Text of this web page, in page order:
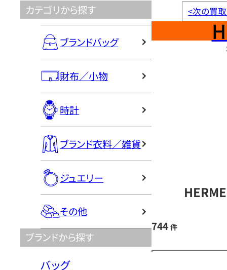
カテゴリから探す
ブランドバッグ
財布／小物
時計
ブランド衣料／雑貨
ジュエリー
その他
ブランドから探す
バッグ
<次の買
744 件